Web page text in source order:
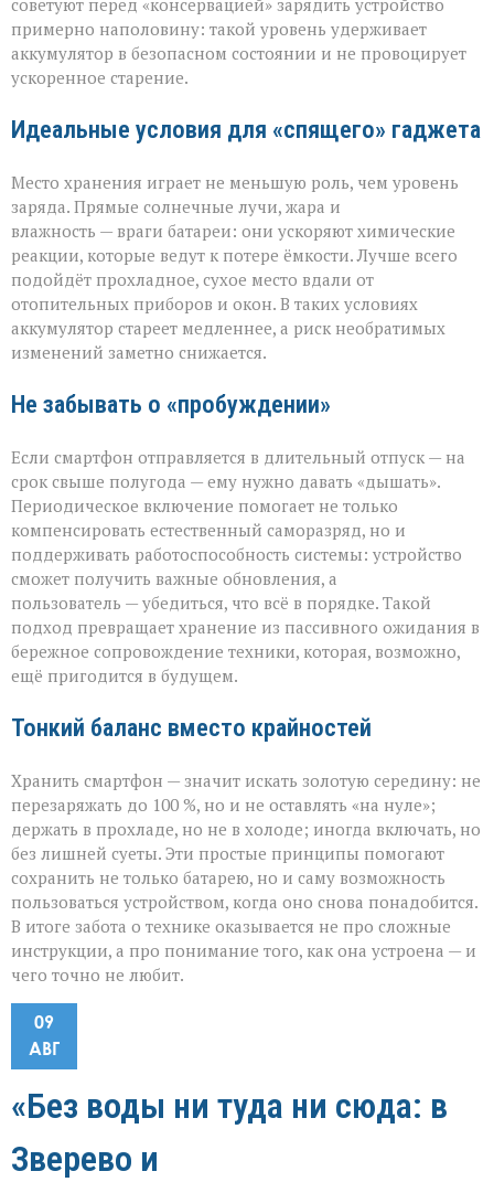
советуют перед «консервацией» зарядить устройство
примерно наполовину: такой уровень удерживает
аккумулятор в безопасном состоянии и не провоцирует
ускоренное старение.
Идеальные условия для «спящего» гаджета
Место хранения играет не меньшую роль, чем уровень
заряда. Прямые солнечные лучи, жара и
влажность — враги батареи: они ускоряют химические
реакции, которые ведут к потере ёмкости. Лучше всего
подойдёт прохладное, сухое место вдали от
отопительных приборов и окон. В таких условиях
аккумулятор стареет медленнее, а риск необратимых
изменений заметно снижается.
Не забывать о «пробуждении»
Если смартфон отправляется в длительный отпуск — на
срок свыше полугода — ему нужно давать «дышать».
Периодическое включение помогает не только
компенсировать естественный саморазряд, но и
поддерживать работоспособность системы: устройство
сможет получить важные обновления, а
пользователь — убедиться, что всё в порядке. Такой
подход превращает хранение из пассивного ожидания в
бережное сопровождение техники, которая, возможно,
ещё пригодится в будущем.
Тонкий баланс вместо крайностей
Хранить смартфон — значит искать золотую середину: не
перезаряжать до 100 %, но и не оставлять «на нуле»;
держать в прохладе, но не в холоде; иногда включать, но
без лишней суеты. Эти простые принципы помогают
сохранить не только батарею, но и саму возможность
пользоваться устройством, когда оно снова понадобится.
В итоге забота о технике оказывается не про сложные
инструкции, а про понимание того, как она устроена — и
чего точно не любит.
09
АВГ
«Без воды ни туда ни сюда: в
Зверево и